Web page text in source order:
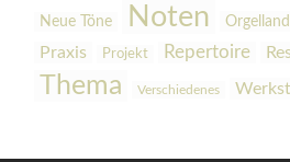
Neue Töne Noten
Praxis Projekt Repertoire
Thema Verschiedenes